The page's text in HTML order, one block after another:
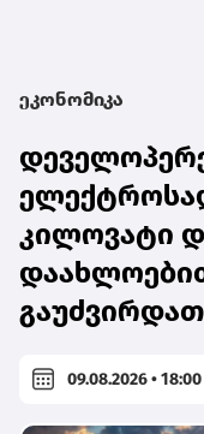
ეკონომიკა
კილოვატი
გაუძვირდათ
09.08.2026 • 18:00